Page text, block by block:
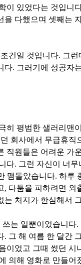
이 있었다는 것입니
다했으며 셋째는
건일 것입니다. 그런
다. 그러기에 성공자
히 평범한 샐러리맨
회사에서 무급휴직
직원들은 어려운 가
다. 그런 자신이 너무
맴돌았습니다. 하루
, 다툼을 피하려면 외
처지가 한심해서
는 일뿐이었습니다
그 해 여름 한 달간
이었고 그때 썼던 시
의해 영화로 만들어